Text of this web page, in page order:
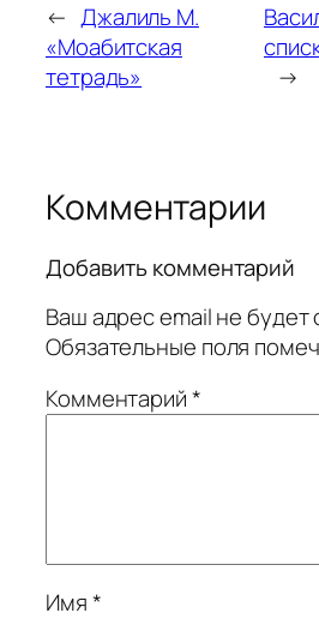
← Джалиль М.
«Моабитская
тетрадь»
→
Комментарии
Добавить комментарий
Ваш адрес email не будет
Обязательные поля
Комментарий*
Имя*